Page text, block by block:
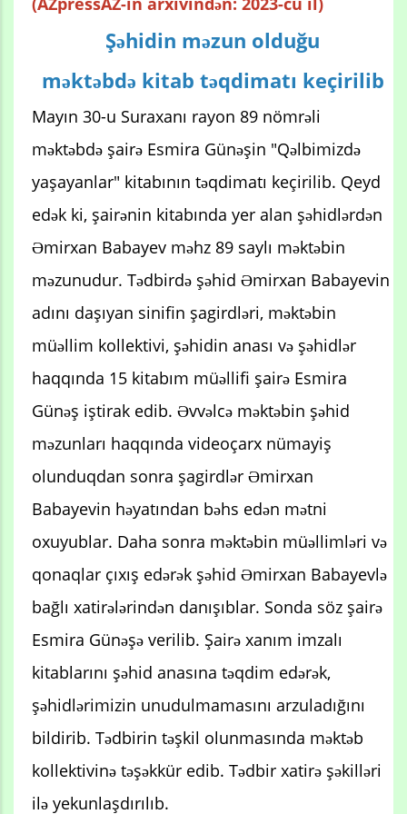
Şəhidin məzun olduğu
məktəbdə kitab təqdimatı keçirilib
Mayın 30-u Suraxanı rayon 89 nömrəli
məktəbdə şairə Esmira Günəşin "Qəlbimizdə
yaşayanlar" kitabının təqdimatı keçirilib. Qeyd
edək ki, şairənin kitabında yer alan şəhidlərdən
Əmirxan Babayev məhz 89 saylı məktəbin
məzunudur. Tədbirdə şəhid Əmirxan Babayevin
adını daşıyan sinifin şagirdləri, məktəbin
müəllim kollektivi, şəhidin anası və şəhidlər
haqqında 15 kitabım müəllifi şairə Esmira
Günəş iştirak edib. Əvvəlcə məktəbin şəhid
məzunları haqqında videoçarx nümayiş
olunduqdan sonra şagirdlər Əmirxan
Babayevin həyatından bəhs edən mətni
oxuyublar. Daha sonra məktəbin müəllimləri və
qonaqlar çıxış edərək şəhid Əmirxan Babayevlə
bağlı xatirələrindən danışıblar. Sonda söz şairə
Esmira Günəşə verilib. Şairə xanım imzalı
kitablarını şəhid anasına təqdim edərək,
şəhidlərimizin unudulmamasını arzuladığını
bildirib. Tədbirin təşkil olunmasında məktəb
kollektivinə təşəkkür edib. Tədbir xatirə şəkilləri
ilə yekunlaşdırılıb.